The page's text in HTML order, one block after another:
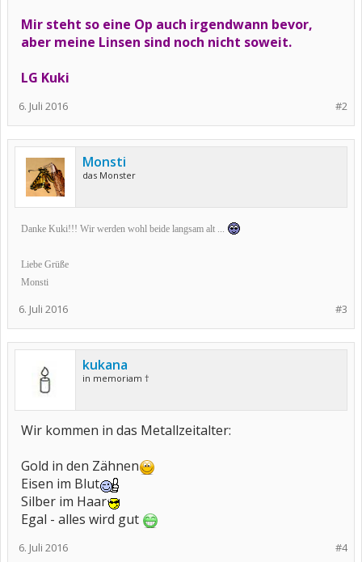
Mir steht so eine Op auch irgendwann bevor,
aber meine Linsen sind noch nicht soweit.
LG Kuki
#2
6. Juli 2016
Monsti
das Monster
Danke Kuki!!! Wir werden wohl beide langsam alt ...
Liebe Grüße
Monsti
#3
6. Juli 2016
kukana
in memoriam †
Wir kommen in das Metallzeitalter:
Gold in den Zähnen
Eisen im Blut
Silber im Haar
Egal - alles wird gut
#4
6. Juli 2016